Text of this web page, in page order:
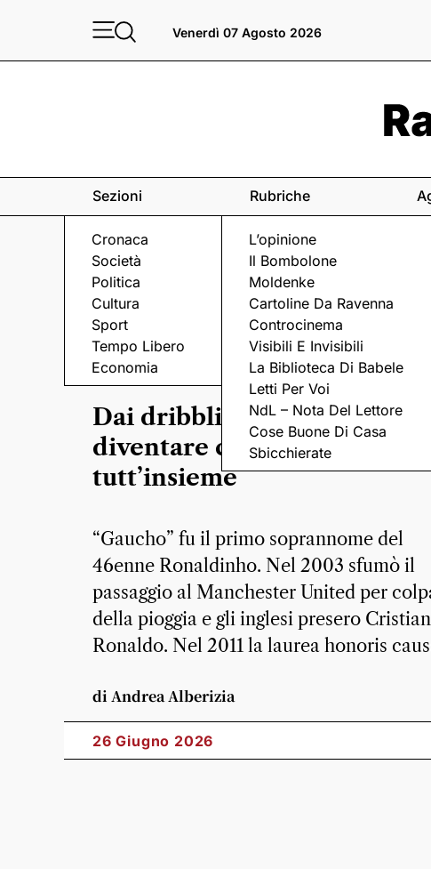
Venerdì 07 Agosto 2026
Sezioni
Cronaca
Società
Politica
Cultura
Sport
Tempo Libero
Economia
Rubriche
L’opinione
Il Bombolone
Moldenke
Cartoline Da Ravenna
Controcinema
Visibili E Invisibili
La Biblioteca Di Babele
Letti Per Voi
NdL – Nota Del Lettore
Cose Buone Di Casa
Sbicchierate
UN RITRATTO
Dai dribbling ai cani fino a
diventare campione di
tutt’insieme
“Gaucho” fu il primo soprannome del
46enne Ronaldinho. Nel 2003 sfumò il
passaggio al Manchester United per
della pioggia e gli inglesi presero
Ronaldo. Nel 2011 la laurea honoris
di Andrea Alberizia
26 Giugno 2026